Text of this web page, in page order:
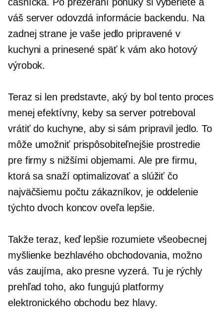
váš server odovzdá informácie backendu. Na
zadnej strane je vaše jedlo pripravené v
kuchyni a prinesené späť k vám ako hotový
výrobok.
Teraz si len predstavte, aký by bol tento proces
menej efektívny, keby sa server potreboval
vrátiť do kuchyne, aby si sám pripravil jedlo. To
môže umožniť prispôsobiteľnejšie prostredie
pre firmy s nižšími objemami. Ale pre firmu,
ktorá sa snaží optimalizovať a slúžiť čo
najväčšiemu počtu zákazníkov, je oddelenie
týchto dvoch koncov oveľa lepšie.
Takže teraz, keď lepšie rozumiete všeobecnej
myšlienke bezhlavého obchodovania, možno
vás zaujíma, ako presne vyzerá. Tu je rýchly
prehľad toho, ako fungujú platformy
elektronického obchodu bez hlavy.